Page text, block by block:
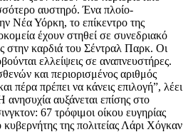
αυστηρό. Ένα πλοίο-
Νέα Υόρκη, το επίκεντρο της
έχουν στηθεί σε συνεδριακό
στην καρδιά του Σέντραλ Παρκ. Οι
ελλείψεις σε αναπνευστήρες.
και περιορισμένος αριθμός
πέρα πρέπει να κάνεις επιλογή”, λέει
ανησυχία αυξάνεται επίσης στο
67 τρόφιμοι οίκου ευγηρίας
κυβερνήτης της πολιτείας Λάρι Χόγκαν